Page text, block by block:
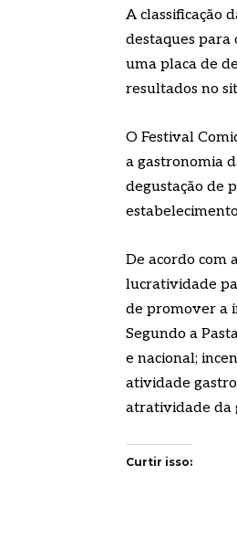
A classificação
destaques para
uma placa de
resultados no
O Festival
a gastronomia
degustação de
De acordo com
lucratividade
de promover a
Segundo a
e nacional;
atividade
atratividade da
Curtir isso: